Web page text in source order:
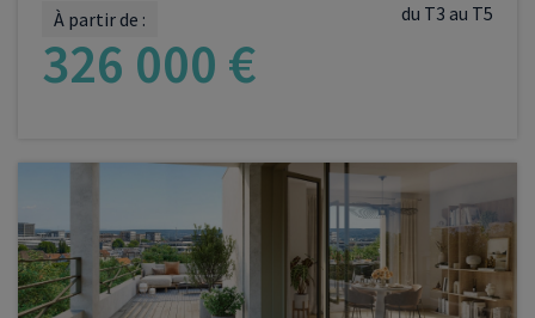
du T3 au T5
À partir de :
326 000 €
VOIR LE PROGRAMME